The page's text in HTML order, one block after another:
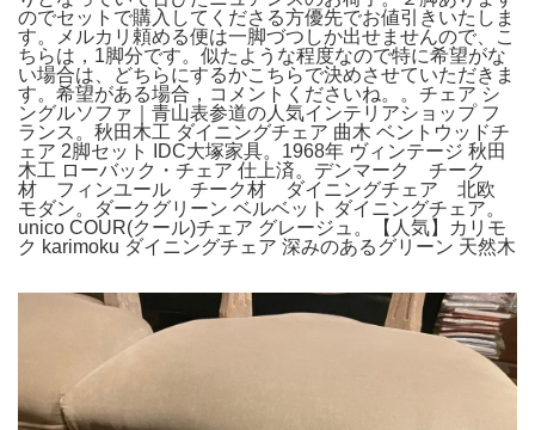
のでセットで購入してくださる方優先でお値引きいたしま
す。メルカリ頼める便は一脚づつしか出せませんので、こ
ちらは，1脚分です。似たような程度なので特に希望がな
い場合は、どちらにするかこちらで決めさせていただきま
す。希望がある場合，コメントくださいね。。チェア シ
ングルソファ｜青山表参道の人気インテリアショップ フ
ランス。秋田木工 ダイニングチェア 曲木 ベントウッドチ
ェア 2脚セット IDC大塚家具。1968年 ヴィンテージ 秋田
木工 ローバック・チェア 仕上済。デンマーク チーク
材 フィンユール チーク材 ダイニングチェア 北欧
モダン。ダークグリーン ベルベット ダイニングチェア。
unico COUR(クール)チェア グレージュ。【人気】カリモ
ク karimoku ダイニングチェア 深みのあるグリーン 天然木